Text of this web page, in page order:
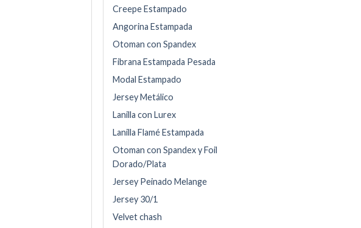
Creepe Estampado
Angorina Estampada
Otoman con Spandex
Fibrana Estampada Pesada
Modal Estampado
Jersey Metálico
Lanilla con Lurex
Lanilla Flamé Estampada
Otoman con Spandex y Foil
Dorado/Plata
Jersey Peinado Melange
Jersey 30/1
Velvet chash